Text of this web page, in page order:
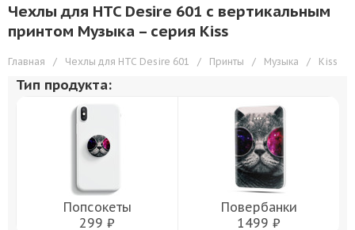
Чехлы для HTC Desire 601 с вертикальным
принтом Музыка – cерия Kiss
Главная / Чехлы для HTC Desire 601 / Принты / Музыка / Kiss
Тип продукта:
Попсокеты
299 ₽
Повербанки
1499 ₽